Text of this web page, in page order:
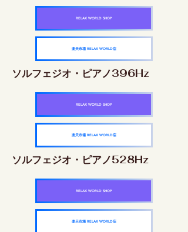
RELAX WORLD SHOP
楽天市場 RELAX WORLD店
ソルフェジオ・ピアノ396Hz
RELAX WORLD SHOP
楽天市場 RELAX WORLD店
ソルフェジオ・ピアノ528Hz
RELAX WORLD SHOP
楽天市場 RELAX WORLD店